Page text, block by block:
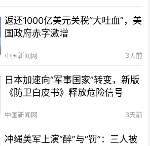
返还1000亿美元关税“大吐血”，美
国政府赤字激增
中国新闻网 3天前
日本加速向“军事国家”转变，新版
《防卫白皮书》释放危险信号
中国新闻网 3天前
冲绳美军上演“醉”与“罚”：三人被